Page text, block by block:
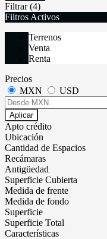
Filtrar (4)
Filtros Activos
Terrenos
Venta
Renta
Precios
MXN
USD
Aplicar
Apto crédito
Ubicación
Cantidad de Espacios
Recámaras
Antigüedad
Superficie Cubierta
Medida de frente
Medida de fondo
Superficie
Superficie Total
Características